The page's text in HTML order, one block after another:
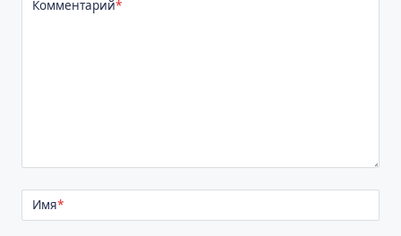
Комментарий*
Имя*